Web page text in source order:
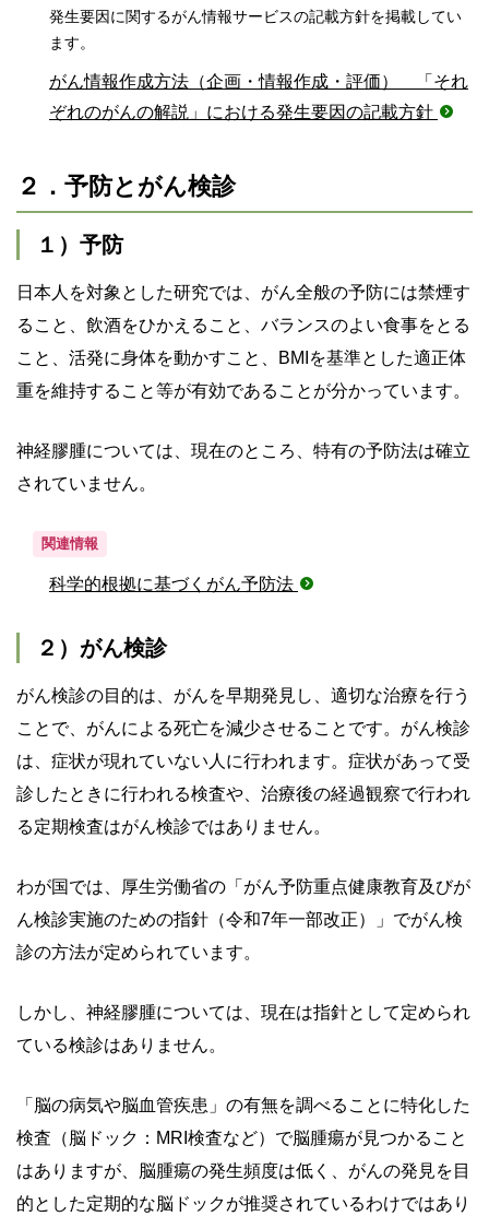
発生要因に関するがん情報サービスの記載方針を掲載してい
ます。
がん情報作成方法（企画・情報作成・評価） 「それ
ぞれのがんの解説」における発生要因の記載方針
２．予防とがん検診
１）予防
日本人を対象とした研究では、がん全般の予防には禁煙す
ること、飲酒をひかえること、バランスのよい食事をとる
こと、活発に身体を動かすこと、BMIを基準とした適正体
重を維持すること等が有効であることが分かっています。
神経膠腫については、現在のところ、特有の予防法は確立
されていません。
関連情報
科学的根拠に基づくがん予防法
２）がん検診
がん検診の目的は、がんを早期発見し、適切な治療を行う
ことで、がんによる死亡を減少させることです。がん検診
は、症状が現れていない人に行われます。症状があって受
診したときに行われる検査や、治療後の経過観察で行われ
る定期検査はがん検診ではありません。
わが国では、厚生労働省の「がん予防重点健康教育及びが
ん検診実施のための指針（令和7年一部改正）」でがん検
診の方法が定められています。
しかし、神経膠腫については、現在は指針として定められ
ている検診はありません。
「脳の病気や脳血管疾患」の有無を調べることに特化した
検査（脳ドック：MRI検査など）で脳腫瘍が見つかること
はありますが、脳腫瘍の発生頻度は低く、がんの発見を目
的とした定期的な脳ドックが推奨されているわけではあり